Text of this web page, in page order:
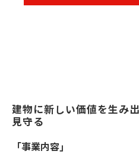
建物に新しい価値を生み
見守る
「事業内容」